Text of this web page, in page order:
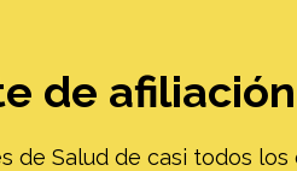
de
de Salud de casi todos